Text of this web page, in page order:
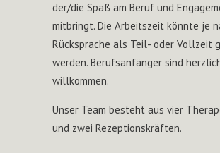
der/die Spaß am Beruf und
mitbringt. Die Arbeitszeit könnte je
Rücksprache als Teil- oder Vollzeit
werden. Berufsanfänger sind
willkommen.
Unser Team besteht aus vier
und zwei Rezeptionskräften.